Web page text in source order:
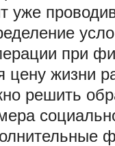
уже
при
цену жизни
решить